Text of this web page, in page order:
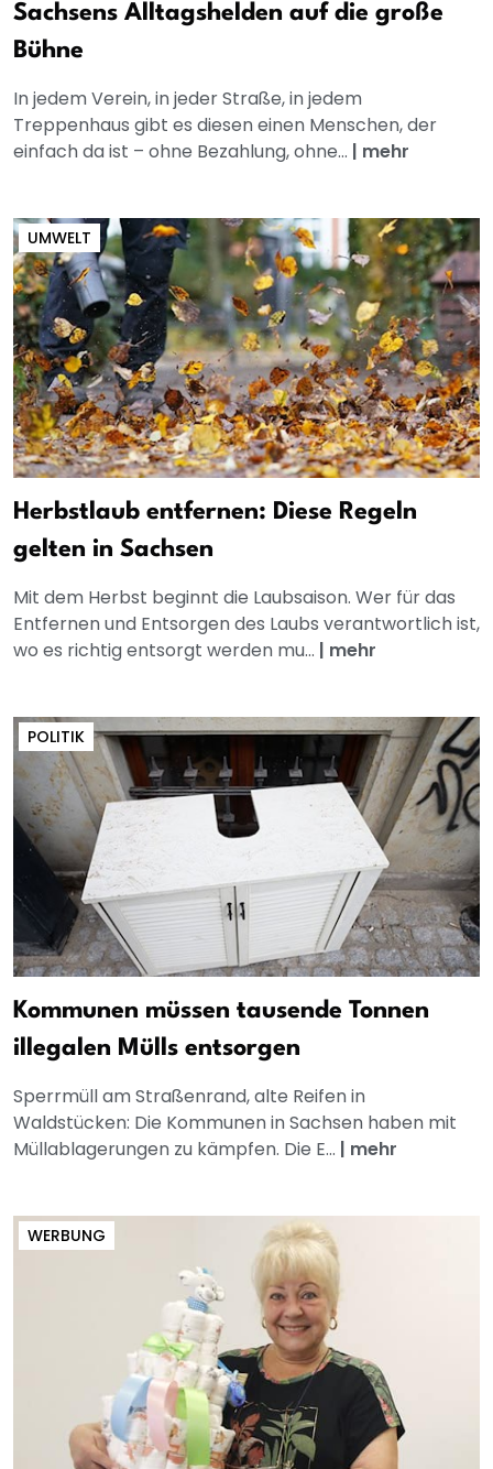
Sachsens Alltagshelden auf die große
Bühne
In jedem Verein, in jeder Straße, in jedem
Treppenhaus gibt es diesen einen Menschen, der
einfach da ist – ohne Bezahlung, ohne... | mehr
UMWELT
Herbstlaub entfernen: Diese Regeln
gelten in Sachsen
Mit dem Herbst beginnt die Laubsaison. Wer für das
Entfernen und Entsorgen des Laubs verantwortlich ist,
wo es richtig entsorgt werden mu... | mehr
POLITIK
Kommunen müssen tausende Tonnen
illegalen Mülls entsorgen
Sperrmüll am Straßenrand, alte Reifen in
Waldstücken: Die Kommunen in Sachsen haben mit
Müllablagerungen zu kämpfen. Die E... | mehr
WERBUNG